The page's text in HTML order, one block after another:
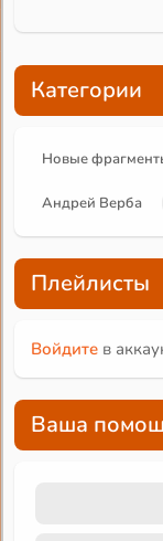
Категории
Новые
Андрей Верба
Плейлисты
Войдите в
Ваша